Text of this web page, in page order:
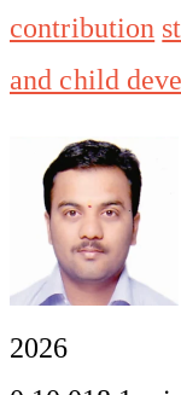
contribution
and child
2026